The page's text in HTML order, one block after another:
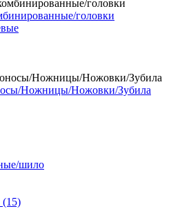
головки
Ножницы/Ножовки/Зубила
шило
(15)